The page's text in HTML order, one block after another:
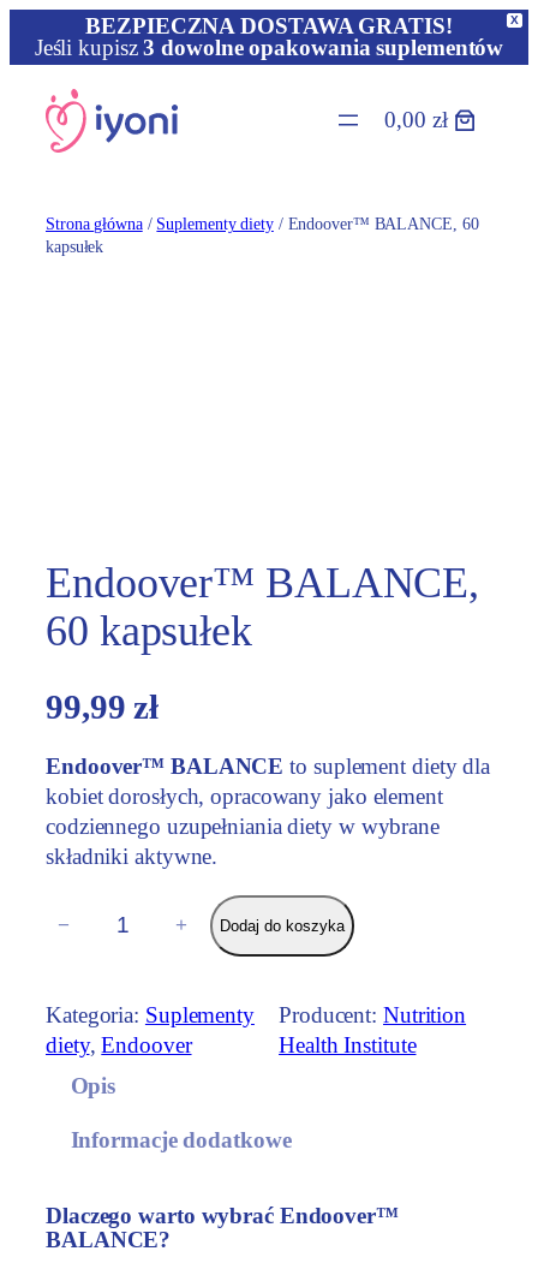
X
BEZPIECZNA DOSTAWA GRATIS!
Jeśli kupisz3 dowolne opakowania suplementów
treści
0,00 zł
Strona główna/ Suplementy diety/ Endoover™ BALANCE, 60
kapsułek
Endoover™ BALANCE,
60 kapsułek
99,99 zł
Endoover™ BALANCE to suplement diety dla
kobiet dorosłych, opracowany jako element
codziennego uzupełniania diety w wybrane
składniki aktywne.
ć
E
v
e
− + Dodaj do koszyka
Kategoria: Suplementy
diety, Endoover
Producent: Nutrition
Health Institute
Opis
Informacje dodatkowe
Dlaczego warto wybrać Endoover™
BALANCE?